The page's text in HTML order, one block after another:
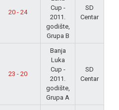
20 - 24
Cup -
2011.
godište,
Grupa B
SD
Centar
23 - 20
Banja
Luka
Cup -
2011.
godište,
Grupa A
SD
Centar